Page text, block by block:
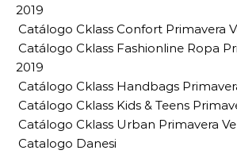
2019
Catálogo Cklass Confort Primavera
Catálogo Cklass Fashionline Ropa
2019
Catálogo Cklass Handbags
Catálogo Cklass Kids & Teens
Catálogo Cklass Urban Primavera
Catalogo Danesi